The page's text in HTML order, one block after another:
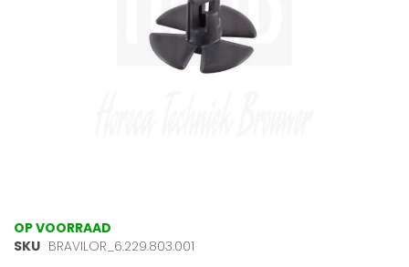
Ga
naar
OP VOORRAAD
SKU BRAVILOR_6.229.803.001